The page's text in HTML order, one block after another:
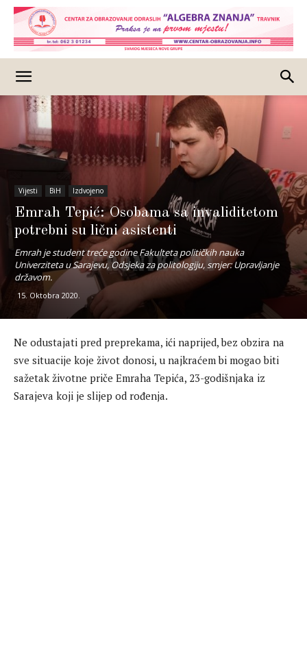
Vijesti BiH Izdvojeno
Emrah Tepić: Osobama sa invaliditetom
potrebni su lični asistenti
Emrah je student treće godine Fakulteta političkih nauka
Univerziteta u Sarajevu, Odsjeka za politologiju, smjer: Upravljanje
državom.
15. Oktobra 2020.
Ne odustajati pred preprekama, ići naprijed, bez obzira na
sve situacije koje život donosi, u najkraćem bi mogao biti
sažetak životne priče Emraha Tepića, 23-godišnjaka iz
Sarajeva koji je slijep od rođenja.